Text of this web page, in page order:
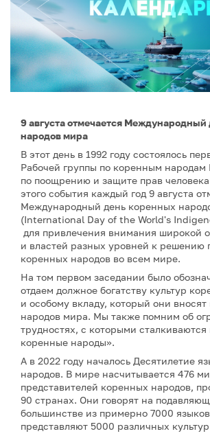
9 августа отмечается
народов мира
В этот день в 1992 году состоялось
Рабочей группы по коренным
по поощрению и защите прав
этого события каждый год 9 августа
Международный день коренных
(International Day of the World's
для привлечения внимания широкой
и властей разных уровней к решению
коренных народов во всем мире.
На том первом заседании было
отдаем должное богатству культур
и особому вкладу, который они
народов мира. Мы также помним об
трудностях, с которыми сталкиваются
коренные народы».
А в 2022 году началось Десятилетие
народов. В мире насчитывается 476
представителей коренных народов,
90 странах. Они говорят на
большинстве из примерно 7000
представляют 5000 различных